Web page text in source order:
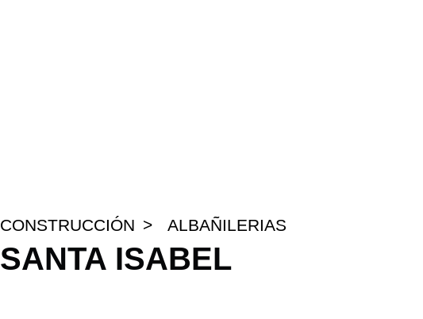
CONSTRUCCIÓN > ALBAÑILERIAS
SANTA ISABEL